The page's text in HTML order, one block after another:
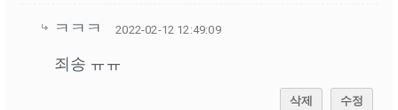
ㅋㅋㅋ 2022-02-12 12:49:09
죄송 ㅠㅠ
삭제 수정